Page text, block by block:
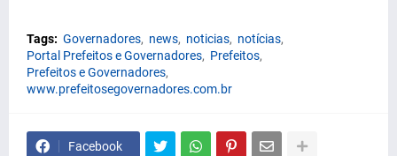
Tags: Governadores news noticias
notícias
Portal Prefeitos e Governadores
Prefeitos
Prefeitos e Governadores
www.prefeitosegovernadores.com.br
Facebook